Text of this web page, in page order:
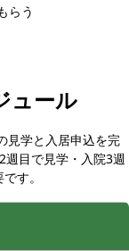
らう
ュール
見学と入居申込を完
目で見学・入院3週
す。